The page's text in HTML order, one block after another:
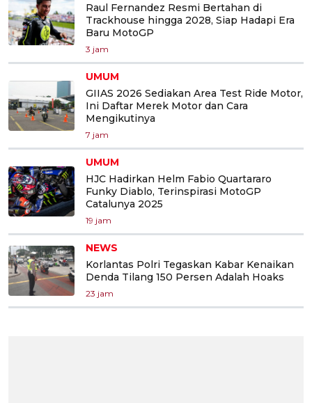
Raul Fernandez Resmi Bertahan di
Trackhouse hingga 2028, Siap Hadapi Era
Baru MotoGP
3 jam
UMUM
GIIAS 2026 Sediakan Area Test Ride Motor,
Ini Daftar Merek Motor dan Cara
Mengikutinya
7 jam
UMUM
HJC Hadirkan Helm Fabio Quartararo
Funky Diablo, Terinspirasi MotoGP
Catalunya 2025
19 jam
NEWS
Korlantas Polri Tegaskan Kabar Kenaikan
Denda Tilang 150 Persen Adalah Hoaks
23 jam